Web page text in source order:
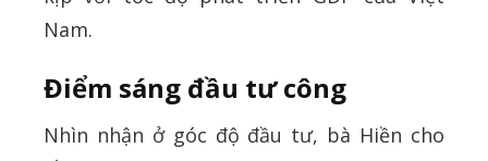
Nam.
Điểm sáng đầu tư công
Nhìn nhận ở góc độ đầu tư, bà Hiền cho